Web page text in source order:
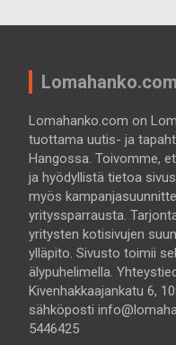
Lomahanko.com
Lomahanko.com on
tuottama uutis- ja
Hangossa. Toivomme,
ja hyödyllistä tietoa
myös
yrityssparrausta.
yritysten kotisivujen
ylläpito. Sivusto toimii
älypuhelimella.
Kivenhakkaajankatu 6,
sähköposti
5446425